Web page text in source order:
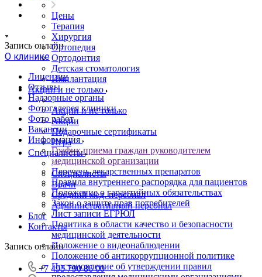
Запись онлайн
О клинике
Лицензии
Отзывы
Надзорные органы
Фотогалерея клиники
Фото работ
Вакансии
Информация
График приема граждан руководителем
медицинской организации
Перечень лекарственных препаратов
Правила внутреннего распорядка для пациентов
Положение о гарантийных обязательствах
Закон о защите прав потребителей
Лист записи ЕГРЮЛ
Политика в области качество и безопасности
медицинской деятельности
Положение о видеонаблюдении
Положение об антикоррупционной политике
Постановление об утверждении правил
Цены
Терапия
Хирургия
Ортопедия
Ортодонтия
Детская стоматология
Имплантация
Акции и не только
Акции и не только
Акции
Подарочные сертификаты
Игра
Специалисты
Специалисты
Врачи
Средний мед. персонал
Административный персонал
Блог
Контакты
Запись онлайн
+7 495 790 86 00